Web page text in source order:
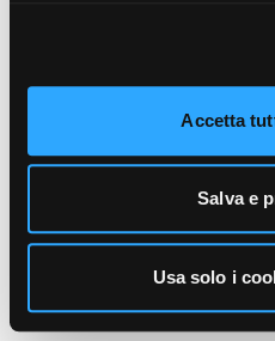
Accetta
Salva e
Usa solo i